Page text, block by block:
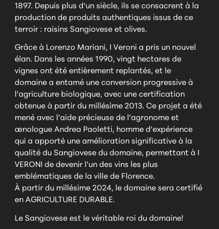
1897. Depuis plus d’un siècle, ils se consacrent à la
production de produits authentiques issus de ce
terroir : raisins Sangiovese et olives.
Grâce à Lorenzo Mariani, I Veroni a pris un nouvel
élan. Dans les années 1990, vingt hectares de
vignes ont été entièrement replantés, et le
domaine a entamé une conversion progressive à
l’agriculture biologique, avec une certification
obtenue à partir du millésime 2013. Ce projet a été
mené avec l’aide précieuse de l’agronome et
œnologue Andrea Paoletti, homme d’expérience
qui a apporté une amélioration significative à la
qualité du Sangiovese du domaine, permettant à I
VERONI de devenir l’un des vins les plus
emblématiques de la ville de Florence.
À partir du millésime 2024, le domaine sera certifié
en AGRICULTURE DURABLE.
Le Sangiovese est le véritable roi du domaine!